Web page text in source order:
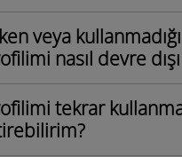
veya
nasıl devre
tekrar